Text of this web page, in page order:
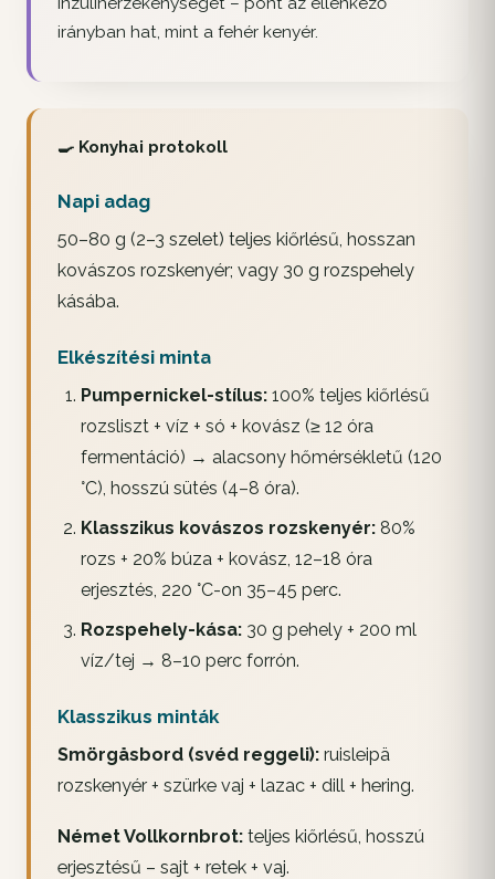
irányban hat, mint a fehér kenyér.
🍳 Konyhai protokoll
Napi adag
50–80 g (2–3 szelet) teljes kiőrlésű, hosszan
kovászos rozskenyér; vagy 30 g rozspehely
kásába.
Elkészítési minta
Pumpernickel-stílus:100% teljes kiőrlésű
rozsliszt + víz + só + kovász (≥ 12 óra
fermentáció) → alacsony hőmérsékletű (120
°C), hosszú sütés (4–8 óra).
Klasszikus kovászos rozskenyér:80%
rozs + 20% búza + kovász, 12–18 óra
erjesztés, 220 °C-on 35–45 perc.
Rozspehely-kása:30 g pehely + 200 ml
víz/tej → 8–10 perc forrón.
Klasszikus minták
Smörgåsbord (svéd reggeli): ruisleipä
rozskenyér + szürke vaj + lazac + dill + hering.
Német Vollkornbrot: teljes kiőrlésű, hosszú
erjesztésű – sajt + retek + vaj.